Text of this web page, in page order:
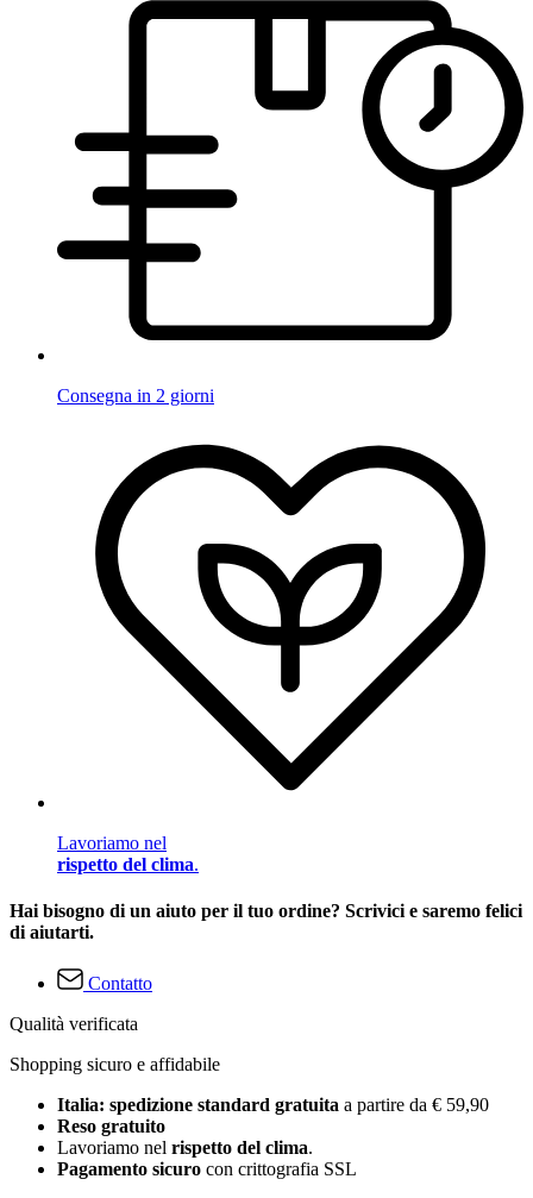
Consegna in 2 giorni
Lavoriamo nel
rispetto del clima.
Hai bisogno di un aiuto per il tuo ordine? Scrivici e saremo felici
di aiutarti.
Contatto
Qualità verificata
Shopping sicuro e affidabile
Italia: spedizione standard gratuita a partire da € 59,90
Reso gratuito
Lavoriamo nel rispetto del clima.
Pagamento sicuro con crittografia SSL